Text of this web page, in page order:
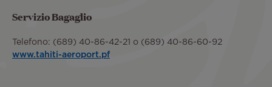
Servizio Bagaglio
Telefono: (689) 40-86-42-21 o (689) 40-86-60-92
www.tahiti-aeroport.pf